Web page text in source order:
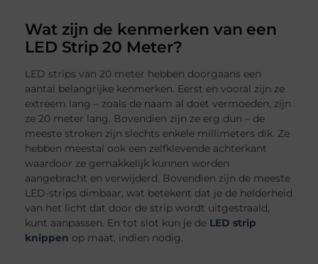
Wat zijn de kenmerken van een
LED Strip 20 Meter?
LED strips van 20 meter hebben doorgaans een
aantal belangrijke kenmerken. Eerst en vooral zijn ze
extreem lang – zoals de naam al doet vermoeden, zijn
ze 20 meter lang. Bovendien zijn ze erg dun – de
meeste stroken zijn slechts enkele millimeters dik. Ze
hebben meestal ook een zelfklevende achterkant
waardoor ze gemakkelijk kunnen worden
aangebracht en verwijderd. Bovendien zijn de meeste
LED-strips dimbaar, wat betekent dat je de helderheid
van het licht dat door de strip wordt uitgestraald,
kunt aanpassen. En tot slot kun je de LED strip
knippen op maat, indien nodig.